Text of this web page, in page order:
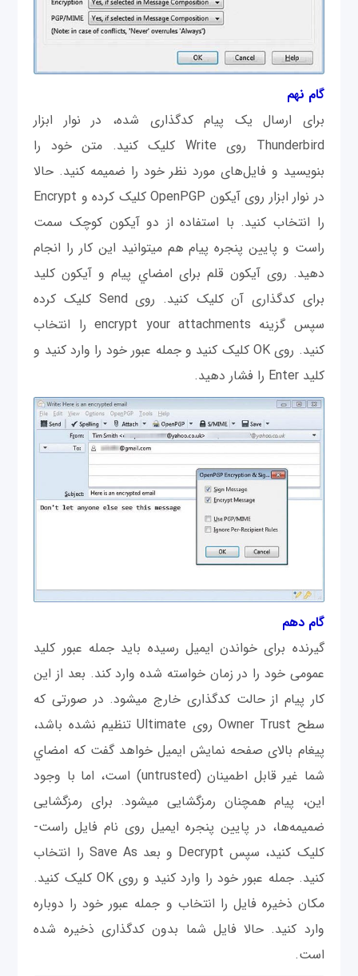
گام نهم
برای ارسال یک پیام کدگذاری شده، در نوار ابزار
Thunderbird روی Write کلیک کنید. متن خود را
بنويسید و فایل‌های مورد نظر خود را ضمیمه کنید. حالا
در نوار ابزار روی آیکون OpenPGP کلیک کرده و Encrypt
را انتخاب کنید. با استفاده از دو آیکون کوچک سمت
راست و پایین پنجره پیام هم می‎توانید این کار را انجام
دهید. روی آیکون قلم برای امضاي پیام و آیکون کلید
برای کدگذاری آن کلیک کنید. روی Send کلیک کرده
سپس گزینه encrypt your attachments را انتخاب
کنید. روی OK کلیک کنید و جمله عبور خود را وارد کنید و
کلید Enter را فشار دهید.
گام دهم
گیرنده برای خواندن ایمیل رسیده باید جمله عبور کلید
عمومی‎ خود را در زمان خواسته شده وارد کند. بعد از این
کار پیام از حالت کدگذاری خارج می‎شود. در صورتی که
سطح Owner Trust روی Ultimate تنظیم نشده باشد،
پیغام بالای صفحه نمایش ایمیل خواهد گفت که امضاي
شما غیر قابل اطمینان (untrusted) است، اما با وجود
این، پیام همچنان رمزگشایی می‎شود. برای رمزگشایی
ضمیمه‌ها، در پایین پنجره ایمیل روی نام فایل راست-
کلیک كنيد، سپس Decrypt و بعد Save As را انتخاب
کنید. جمله عبور خود را وارد کنید و روی OK کلیک کنید.
مکان ذخیره فایل را انتخاب و جمله عبور خود را دوباره
وارد کنید. حالا فایل شما بدون کدگذاری ذخیره شده
است.